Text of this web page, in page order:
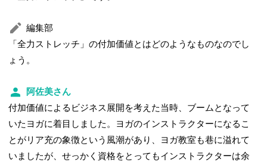
編集部
「全力ストレッチ」の付加価値とはどのようなものなのでし
ょう。
阿佐美さん
付加価値によるビジネス展開を考えた当時、ブームとなって
いたヨガに着目しました。ヨガのインストラクターになるこ
とがリア充の象徴という風潮があり、ヨガ教室も巷に溢れて
いましたが、せっかく資格をとってもインストラクターは余